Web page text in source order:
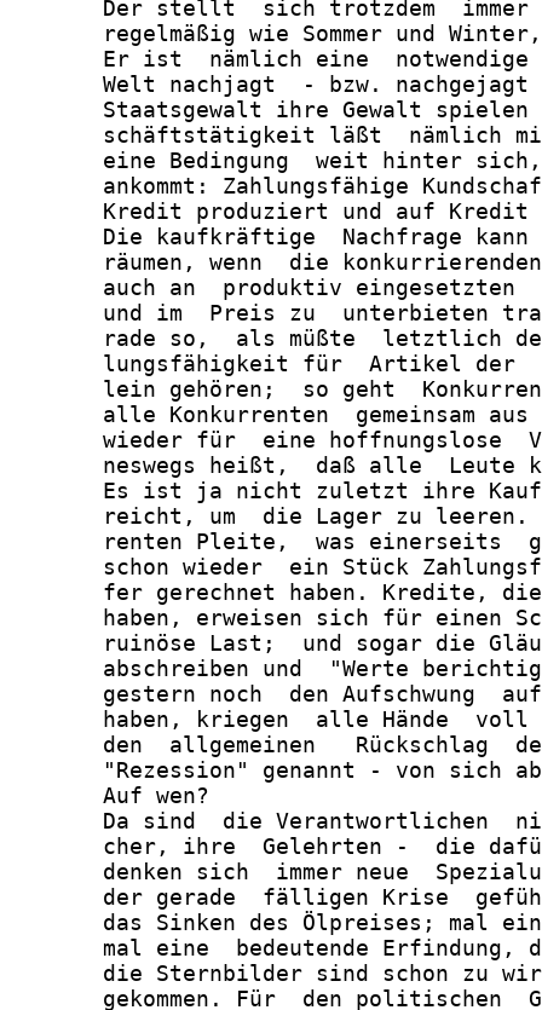
Der stellt  sich trotzdem
regelmäßig wie Sommer und
Er ist  nämlich eine
Welt nachjagt  - bzw.
Staatsgewalt ihre Gewalt
schäftstätigkeit läßt  nämlich
eine Bedingung  weit hinter
ankommt: Zahlungsfähige
Kredit produziert und auf Kredit
Die kaufkräftige  Nachfrage
räumen, wenn  die
auch an  produktiv eingesetzten
und im  Preis zu  unterbieten
rade so,  als müßte  letztlich
lungsfähigkeit für  Artikel der
lein gehören;  so geht
alle Konkurrenten  gemeinsam
wieder für  eine hoffnungslose
neswegs heißt,  daß alle  Leute
Es ist ja nicht zuletzt ihre
reicht, um  die Lager zu
renten Pleite,  was einerseits
schon wieder  ein Stück
fer gerechnet haben. Kredite,
haben, erweisen sich für einen
ruinöse Last;  und sogar die
abschreiben und  "Werte
gestern noch  den Aufschwung
haben, kriegen  alle Hände
den  allgemeinen   Rückschlag
"Rezession" genannt - von sich
       Auf wen?
Da sind  die Verantwortlichen
cher, ihre  Gelehrten -  die
denken sich  immer neue
der gerade  fälligen Krise
das Sinken des Ölpreises; mal
mal eine  bedeutende Erfindung,
die Sternbilder sind schon zu
gekommen. Für  den politischen